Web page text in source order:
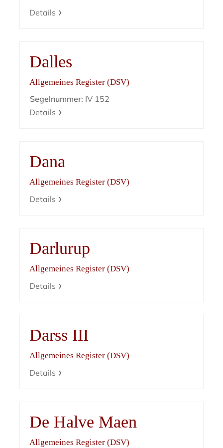
Details
Dalles
Allgemeines Register (DSV)
Segelnummer: IV 152
Details
Dana
Allgemeines Register (DSV)
Details
Darlurup
Allgemeines Register (DSV)
Details
Darss III
Allgemeines Register (DSV)
Details
De Halve Maen
Allgemeines Register (DSV)